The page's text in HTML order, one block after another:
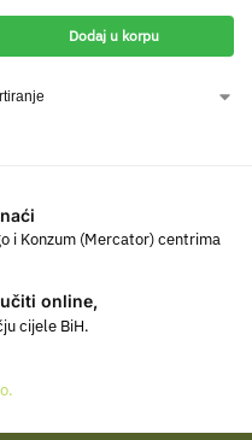
Dodaj u korpu
i Konzum (Mercator) centrima
online,
cijele BiH.